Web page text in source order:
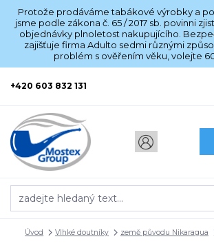
Protože prodáváme tabákové výrobky a
jsme podle zákona č. 65 / 2017 sb. povinni
objednávky plnoletost nakupujícího.
zajišťuje firma Adulto sedmi různými
problém s ověřením věku, volejte
+420 603 832 131
Úvod Vlhké doutníky země původu Nikaragua